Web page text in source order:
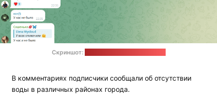
Скриншот:
В комментариях подписчики сообщали об отсутствии
воды в различных районах города.